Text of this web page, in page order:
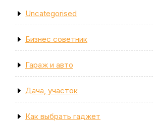
Uncategorised
Бизнес советник
Гараж и авто
Дача, участок
Как выбрать гаджет